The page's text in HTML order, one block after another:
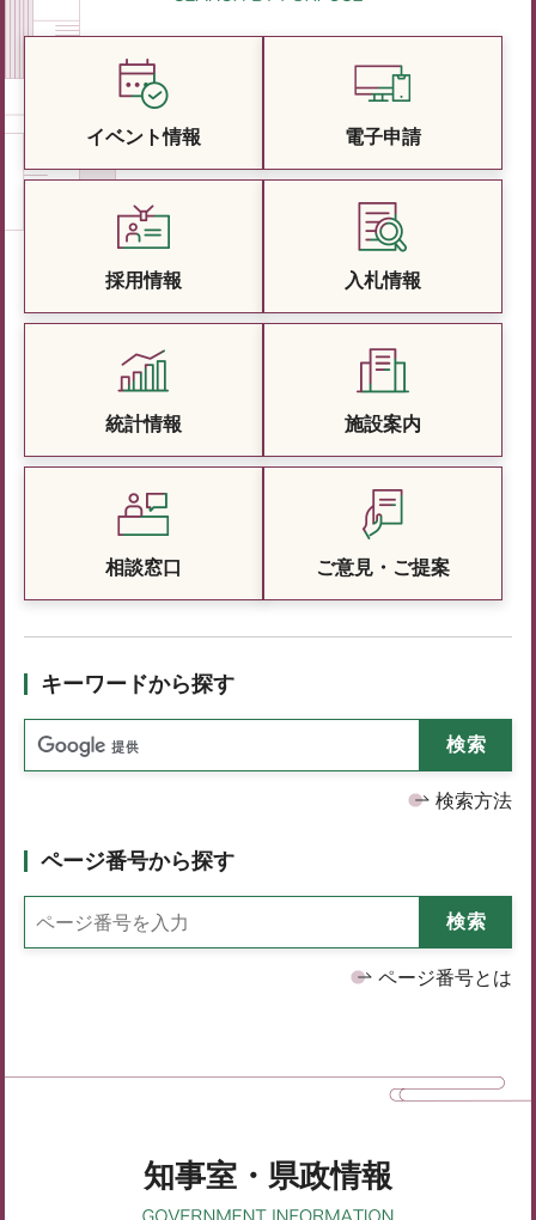
イベント情報 電子申請
採用情報 入札情報
統計情報 施設案内
相談窓口 ご意見・ご提案
キーワードから探す
検索方法
ページ番号から探す
ページ番号とは
知事室・県政情報